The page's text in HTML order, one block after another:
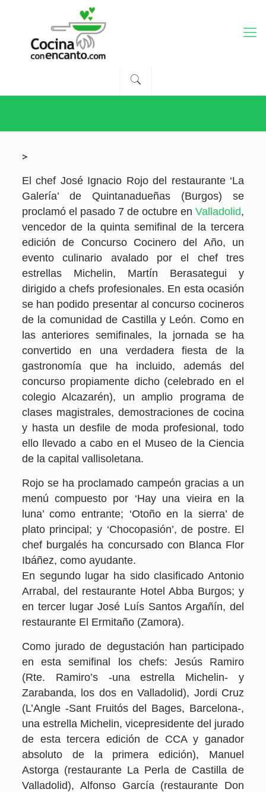
>
El chef José Ignacio Rojo del restaurante ‘La
Galería’ de Quintanadueñas (Burgos) se
proclamó el pasado 7 de octubre enValladolid,
vencedor de la quinta semifinal de la tercera
edición de Concurso Cocinero del Año, un
evento culinario avalado por el chef tres
estrellas Michelin, Martín Berasategui y
dirigido a chefs profesionales. En esta ocasión
se han podido presentar al concurso cocineros
de la comunidad de Castilla y León. Como en
las anteriores semifinales, la jornada se ha
convertido en una verdadera fiesta de la
gastronomía que ha incluido, además del
concurso propiamente dicho (celebrado en el
colegio Alcazarén), un amplio programa de
clases magistrales, demostraciones de cocina
y hasta un desfile de moda profesional, todo
ello llevado a cabo en el Museo de la Ciencia
de la capital vallisoletana.
Rojo se ha proclamado campeón gracias a un
menú compuesto por ‘Hay una vieira en la
luna’ como entrante; ‘Otoño en la sierra’ de
plato principal; y ‘Chocopasión’, de postre. El
chef burgalés ha concursado con Blanca Flor
Ibáñez, como ayudante.
En segundo lugar ha sido clasificado Antonio
Arrabal, del restaurante Hotel Abba Burgos; y
en tercer lugar José Luís Santos Argañín, del
restaurante El Ermitaño (Zamora).
Como jurado de degustación han participado
en esta semifinal los chefs: Jesús Ramiro
(Rte. Ramiro’s -una estrella Michelin- y
Zarabanda, los dos en Valladolid), Jordi Cruz
(L’Angle -Sant Fruitós del Bages, Barcelona-,
una estrella Michelin, vicepresidente del jurado
de esta tercera edición de CCA y ganador
absoluto de la primera edición), Manuel
Astorga (restaurante La Perla de Castilla de
Valladolid), Alfonso García (restaurante Don